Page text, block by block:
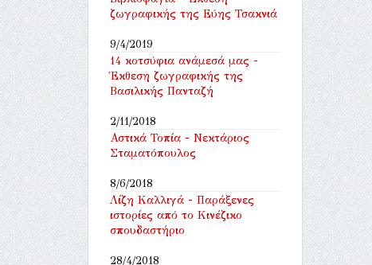
ζωγραφικής της Εύης Τσακνιά
9/4/2019
14 κοτσύφια ανάμεσά μας -
Έκθεση ζωγραφικής της
Βασιλικής Πανταζή
2/11/2018
Αστικά Τοπία - Νεκτάριος
Σταματόπουλος
8/6/2018
Λίζη Καλλιγά - Παράξενες
ιστορίες από το Κινέζικο
σπουδαστήριο
28/4/2018